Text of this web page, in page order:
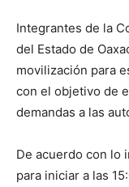
Integrantes de la
del Estado de
movilización para
con el objetivo de
demandas a las
De acuerdo con lo
para iniciar a las